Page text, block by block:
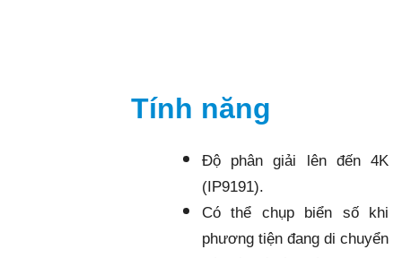
Tính năng
Độ phân giải lên đến 4K
(IP9191).
Có thể chụp biển số khi
phương tiện đang di chuyển